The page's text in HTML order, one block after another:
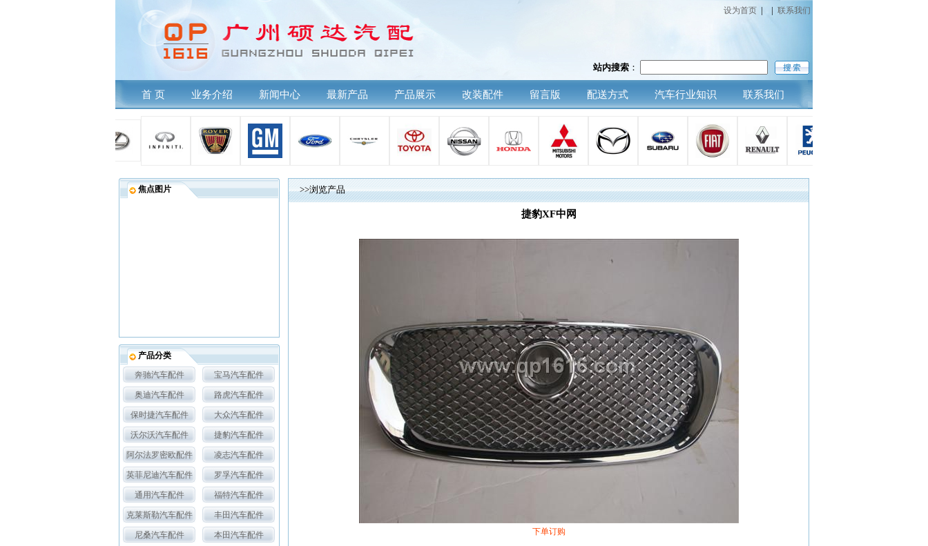
设为首页 联系我们
站内搜索 ：
首 页 业务介绍 新闻中心 最新产品 产品展示 改装配件 留言版 配送方式 汽车行业知识 联系我们
焦点图片
产品分类
奔驰汽车配件
宝马汽车配件
奥迪汽车配件 路虎汽车配件
保时捷汽车配件 大众汽车配件
沃尔沃汽车配件 捷豹汽车配件
阿尔法罗密欧配件 凌志汽车配件
英菲尼迪汽车配件 罗孚汽车配件
通用汽车配件 福特汽车配件
克莱斯勒汽车配件 丰田汽车配件
尼桑汽车配件 本田汽车配件
>>浏览产品
捷豹XF中网
下单订购